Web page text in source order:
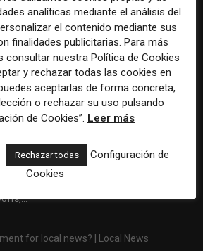
HuffPost to Lay Off 180
29 julio, 2026
move of Byron Allen‘s ownership
analíticas mediante el análisis del
el contenido mediante sus
finalidades publicitarias. Para más
consultar nuestra Política de Cookies
y rechazar todas las cookies en
aceptarlas de forma concreta,
o rechazar su uso pulsando
de Cookies”. Leer más
Rechazar todas
Configuración de
Cookies